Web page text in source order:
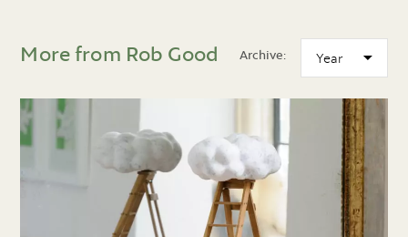
More from Rob Good Archive: